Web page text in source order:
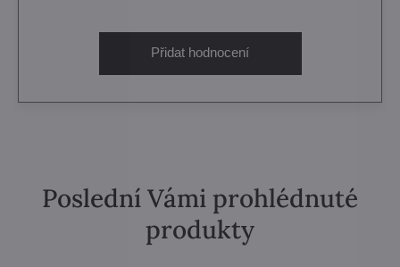
Přidat hodnocení
Poslední Vámi prohlédnuté
produkty